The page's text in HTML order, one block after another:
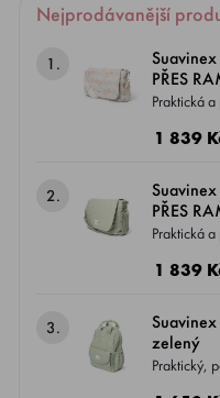
Nejprodávanější
1.
Suavinex
PŘES
Praktická a
ideální
1 839
2.
Suavinex
PŘES
Praktická a
ideální
1 839
3.
Suavinex
zelený
Praktický,